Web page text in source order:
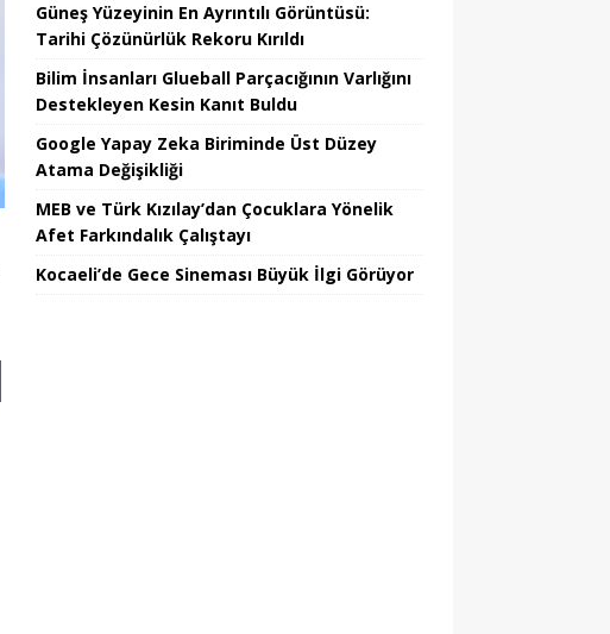
Güneş Yüzeyinin En Ayrıntılı Görüntüsü:
Tarihi Çözünürlük Rekoru Kırıldı
Bilim İnsanları Glueball Parçacığının Varlığını
Destekleyen Kesin Kanıt Buldu
Google Yapay Zeka Biriminde Üst Düzey
Atama Değişikliği
MEB ve Türk Kızılay’dan Çocuklara Yönelik
Afet Farkındalık Çalıştayı
Kocaeli’de Gece Sineması Büyük İlgi Görüyor